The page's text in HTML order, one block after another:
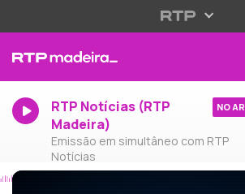
RTP Notícias (RTP
Madeira)
Emissão em simultâneo com RTP
Notícias
NO AR